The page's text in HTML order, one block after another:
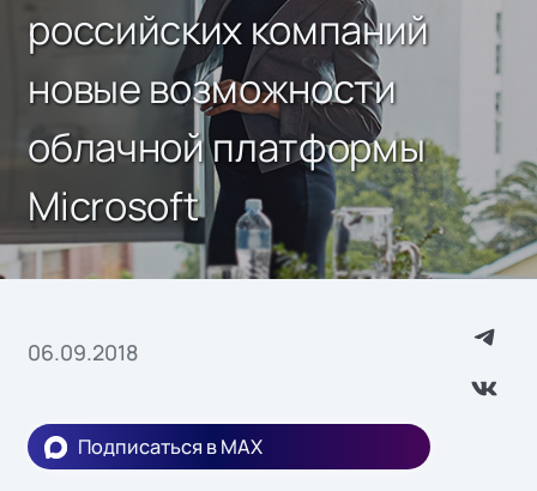
российских компаний
новые возможности
облачной платформы
Microsoft
06.09.2018
Подписаться в MAX